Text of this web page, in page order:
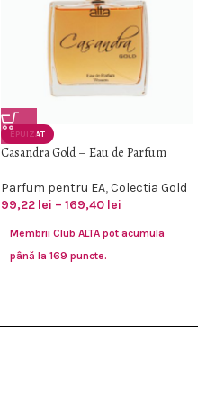
EPUIZAT
Casandra Gold – Eau de Parfum
Parfum pentru EA,Colectia Gold
99,22 lei – 169,40 lei
Membrii Club ALTA pot acumula
până la 169 puncte.